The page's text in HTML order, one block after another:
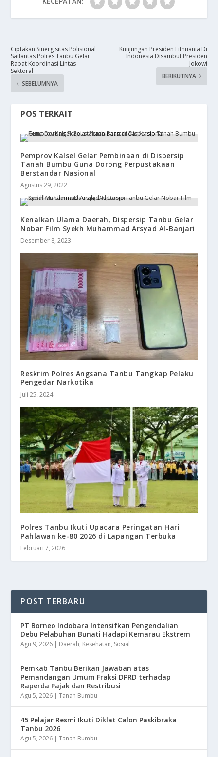
Ciptakan Sinergisitas Polisional
Satlantas Polres Tanbu Gelar
Rapat Koordinasi Lintas
Sektoral
SEBELUMNYA
Kunjungan Presiden Lithuania ​Di
Indonesia Disambut Presiden
Jokowi
BERIKUTNYA
POS TERKAIT
Pemprov Kalsel Gelar Pembinaan di Dispersip
Tanah Bumbu Guna Dorong Perpustakaan
Berstandar Nasional
Agustus 29, 2022
Kenalkan Ulama Daerah, Dispersip Tanbu Gelar
Nobar Film Syekh Muhammad Arsyad Al-Banjari
Desember 8, 2023
Reskrim Polres Angsana Tanbu Tangkap Pelaku
Pengedar Narkotika
Juli 25, 2024
Polres Tanbu Ikuti Upacara Peringatan Hari
Pahlawan ke-80 2026 di Lapangan Terbuka
Februari 7, 2026
POST TERBARU
​PT Borneo Indobara Intensifkan Pengendalian
Debu Pelabuhan Bunati Hadapi Kemarau Ekstrem
Agu 9, 2026 | Daerah, Kesehatan, Sosial
Pemkab Tanbu Berikan Jawaban atas
Pemandangan Umum Fraksi DPRD terhadap
Raperda Pajak dan Restribusi
Agu 5, 2026 |Tanah Bumbu
45 Pelajar Resmi Ikuti Diklat Calon Paskibraka
Tanbu 2026
Agu 5, 2026 |Tanah Bumbu